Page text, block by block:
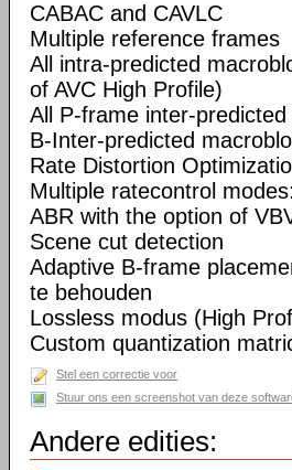
CABAC and CAVLC
Multiple reference frames
All intra-predicted
of AVC High Profile)
All P-frame inter-
B-Inter-predicted
Rate Distortion
Multiple ratecontrol
ABR with the option of
Scene cut detection
Adaptive B-frame
te behouden
Lossless modus (High
Custom quantization
Stel een correctie voor
Stuur ons een screenshot van deze
Andere edities: